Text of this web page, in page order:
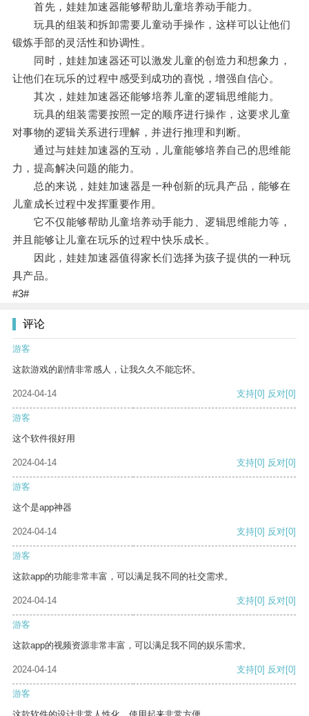
首先，娃娃加速器能够帮助儿童培养动手能力。
玩具的组装和拆卸需要儿童动手操作，这样可以让他们
锻炼手部的灵活性和协调性。
同时，娃娃加速器还可以激发儿童的创造力和想象力，
让他们在玩乐的过程中感受到成功的喜悦，增强自信心。
其次，娃娃加速器还能够培养儿童的逻辑思维能力。
玩具的组装需要按照一定的顺序进行操作，这要求儿童
对事物的逻辑关系进行理解，并进行推理和判断。
通过与娃娃加速器的互动，儿童能够培养自己的思维能
力，提高解决问题的能力。
总的来说，娃娃加速器是一种创新的玩具产品，能够在
儿童成长过程中发挥重要作用。
它不仅能够帮助儿童培养动手能力、逻辑思维能力等，
并且能够让儿童在玩乐的过程中快乐成长。
因此，娃娃加速器值得家长们选择为孩子提供的一种玩
具产品。
#3#
评论
游客
这款游戏的剧情非常感人，让我久久不能忘怀。
2024-04-14 支持[0] 反对[0]
游客
这个软件很好用
2024-04-14 支持[0] 反对[0]
游客
这个是app神器
2024-04-14 支持[0] 反对[0]
游客
这款app的功能非常丰富，可以满足我不同的社交需求。
2024-04-14 支持[0] 反对[0]
游客
这款app的视频资源非常丰富，可以满足我不同的娱乐需求。
2024-04-14 支持[0] 反对[0]
游客